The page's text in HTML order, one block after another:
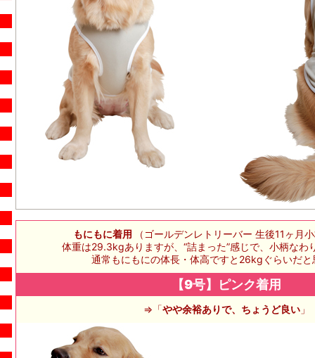
もにもに着用
（ゴールデンレトリーバー 生後11ヶ月
体重は29.3kgありますが、“詰まった”感じで、小柄なわ
通常もにもにの体長・体高ですと26kgぐらいだと
【9号】ピンク着用
⇒「やや余裕ありで、ちょうど良い」